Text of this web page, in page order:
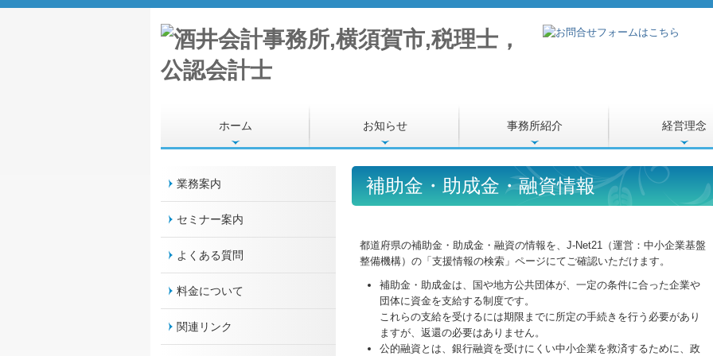
ホーム お知らせ 事務所紹介 経営理念
業務案内
セミナー案内
よくある質問
料金について
関連リンク
補助金・助成金・融資情報
都道府県の補助金・助成金・融資の情報を、J-Net21（運営：中小企業基盤
整備機構）の「支援情報の検索」ページにてご確認いただけます。
補助金・助成金は、国や地方公共団体が、一定の条件に合った企業や
団体に資金を支給する制度です。
これらの支給を受けるには期限までに所定の手続きを行う必要があり
ますが、返還の必要はありません。
公的融資とは、銀行融資を受けにくい中小企業を救済するために、政